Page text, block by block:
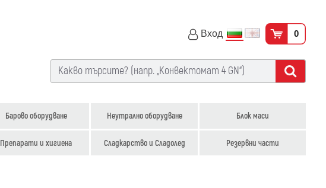
Вход 0
Барово оборудване Неутрално оборудване Блок маси
Препарати и хигиена Сладкарство и Сладолед Резервни части